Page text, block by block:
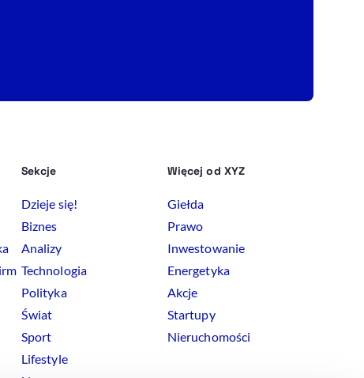
Sekcje
Dzieje się!
Biznes
Analizy
Technologia
Polityka
Świat
Sport
Lifestyle
Więcej od XYZ
Giełda
Prawo
Inwestowanie
Energetyka
Akcje
Startupy
Nieruchomości